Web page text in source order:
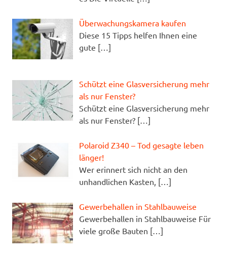
Überwachungskamera kaufen
Diese 15 Tipps helfen Ihnen eine
gute […]
Schützt eine Glasversicherung mehr
als nur Fenster?
Schützt eine Glasversicherung mehr
als nur Fenster? […]
Polaroid Z340 – Tod gesagte leben
länger!
Wer erinnert sich nicht an den
unhandlichen Kasten, […]
Gewerbehallen in Stahlbauweise
Gewerbehallen in Stahlbauweise Für
viele große Bauten […]